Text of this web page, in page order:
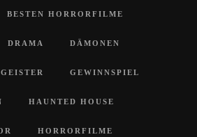
BESTEN HORRORFILME
DRAMA DÄMONEN
GEISTER GEWINNSPIEL
HAUNTED HOUSE
HORRORFILME